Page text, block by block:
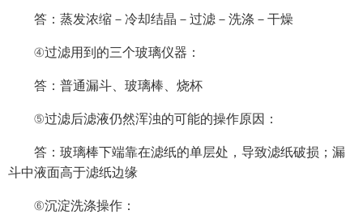
答：蒸发浓缩－冷却结晶－过滤－洗涤－干燥
④过滤用到的三个玻璃仪器：
答：普通漏斗、玻璃棒、烧杯
⑤过滤后滤液仍然浑浊的可能的操作原因：
答：玻璃棒下端靠在滤纸的单层处，导致滤纸破损；漏
斗中液面高于滤纸边缘
⑥沉淀洗涤操作：